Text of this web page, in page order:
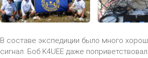
В составе экспедиции было много
сигнал. Боб K4UEE даже